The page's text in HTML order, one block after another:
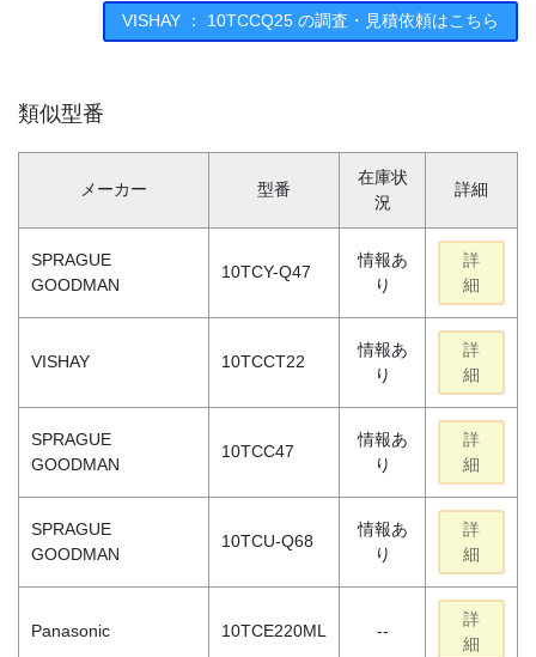
VISHAY ： 10TCCQ25 の調査・見積依頼はこちら
類似型番
メーカー 型番
在庫状
況
詳細
SPRAGUE
GOODMAN
10TCY-Q47
情報あ
り
詳
細
VISHAY 10TCCT22
情報あ
り
詳
細
SPRAGUE
GOODMAN
10TCC47
情報あ
り
詳
細
SPRAGUE
GOODMAN
10TCU-Q68
情報あ
り
詳
細
Panasonic 10TCE220ML --
詳
細